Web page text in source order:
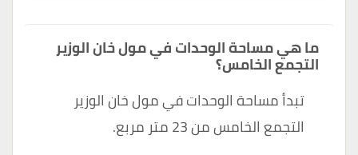
ما هي مساحة الوحدات في مول خان الوزير
التجمع الخامس؟
تبدأ مساحة الوحدات في مول خان الوزير
التجمع الخامس من 23 متر مربع.